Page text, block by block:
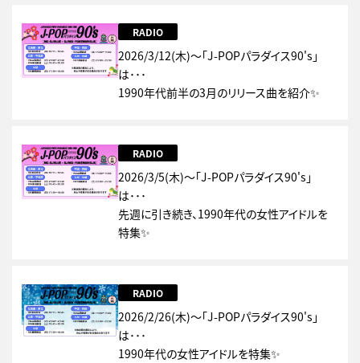
RADIO
2026/3/12(木)～「J-POPパラダイス90's」
は･･･
1990年代前半の3月のリリース曲を紹介✨
RADIO
2026/3/5(木)～「J-POPパラダイス90's」
は･･･
先週に引き続き、1990年代の女性アイドルを
特集✨
RADIO
2026/2/26(木)～「J-POPパラダイス90's」
は･･･
1990年代の女性アイドルを特集✨